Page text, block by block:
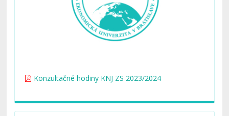
Konzultačné hodiny KNJ ZS 2023/2024